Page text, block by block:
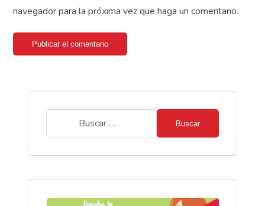
navegador para la próxima vez que haga un comentario.
Publicar el comentario
Buscar